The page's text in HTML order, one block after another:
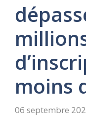
moins
06 septembre